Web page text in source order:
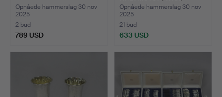
Opnåede hammerslag 30 nov
2025
2 bud
789 USD
1950'ERNE.
Opnåede hammerslag 30 nov
2025
21 bud
633 USD